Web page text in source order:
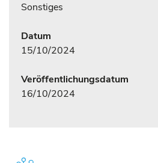
Sonstiges
Datum
15/10/2024
Veröffentlichungsdatum
16/10/2024